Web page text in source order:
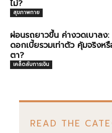
ไม่?
สุขภาพกาย
ผ่อนรถยาวขึ้น ค่างวดเบาลง
ดอกเบี้ยรวมเท่าตัว คุ้มจริงห
ตา?
เคล็ดลับการเงิน
READ THE